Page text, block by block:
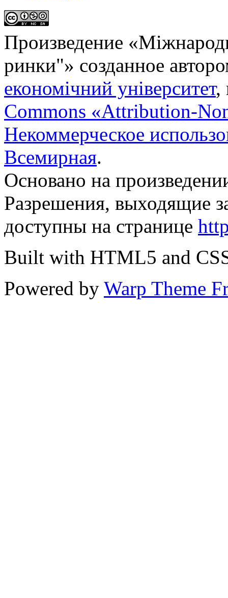
Произведение «
ринки"» созданное
економічний університет,
Commons «Attribution-
Некоммерческое
Всемирная.
Основано на
Разрешения, выходящие
доступны на странице
Built with HTML5 and
Powered by Warp Theme